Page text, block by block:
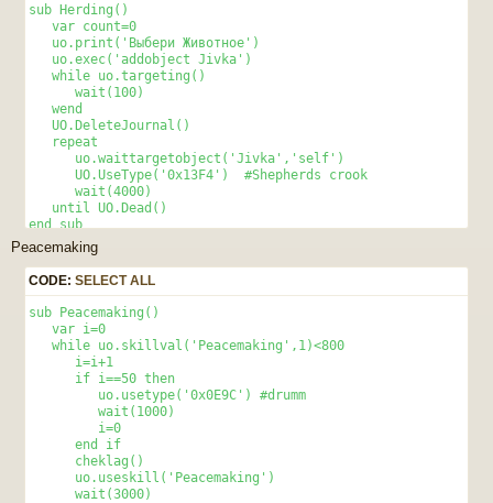
sub Herding()
   var count=0
   uo.print('Выбери Животное')
   uo.exec('addobject Jivka')
   while uo.targeting()
      wait(100)
   wend
   UO.DeleteJournal()
   repeat
      uo.waittargetobject('Jivka','self')
      UO.UseType('0x13F4')  #Shepherds crook
      wait(4000)
   until UO.Dead()
end sub
Peacemaking
CODE: SELECT ALL
sub Peacemaking()
   var i=0
   while uo.skillval('Peacemaking',1)<800
      i=i+1
      if i==50 then
         uo.usetype('0x0E9C') #drumm
         wait(1000)
         i=0
      end if
      cheklag()
      uo.useskill('Peacemaking')
      wait(3000)